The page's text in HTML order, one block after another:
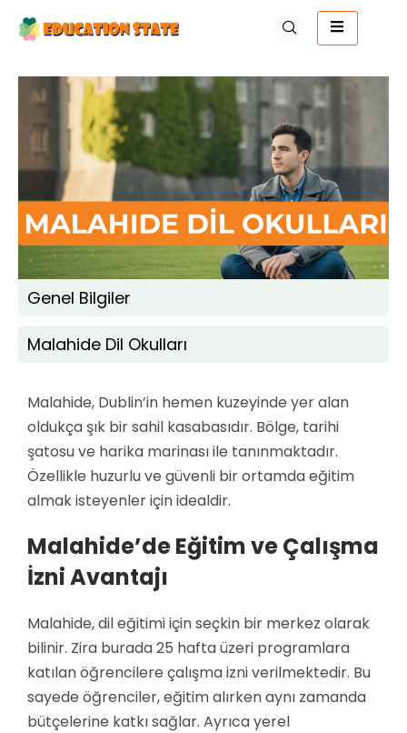
Genel Bilgiler
Malahide Dil Okulları
Malahide, Dublin’in hemen kuzeyinde yer alan
oldukça şık bir sahil kasabasıdır. Bölge, tarihi
şatosu ve harika marinası ile tanınmaktadır.
Özellikle huzurlu ve güvenli bir ortamda eğitim
almak isteyenler için idealdir.
Malahide’de Eğitim ve Çalışma
İzni Avantajı
Malahide, dil eğitimi için seçkin bir merkez olarak
bilinir. Zira burada 25 hafta üzeri programlara
katılan öğrencilere çalışma izni verilmektedir. Bu
sayede öğrenciler, eğitim alırken aynı zamanda
bütçelerine katkı sağlar. Ayrıca yerel